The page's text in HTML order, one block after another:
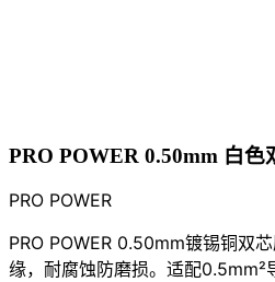
PRO POWER 0.50mm 白色
PRO POWER
PRO POWER 0.50mm镀锡铜双
缘，耐腐蚀防磨损。适配0.5mm²